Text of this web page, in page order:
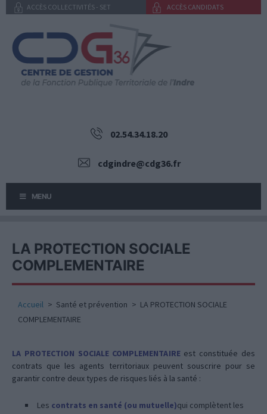
Aller
contenu
ACCÈS COLLECTIVITÉS - SET ACCÈS CANDIDATS
02.54.34.18.20
cdgindre@cdg36.fr
MENU
LA PROTECTION SOCIALE
COMPLEMENTAIRE
Accueil Santé et prévention
LA PROTECTION SOCIALE
COMPLEMENTAIRE
LA PROTECTION SOCIALE COMPLEMENTAIREest constituée des
contrats que les agents territoriaux peuvent souscrire pour se
garantir contre deux types de risques liés à la santé :
Les contrats en santé (ou mutuelle)qui complètent les